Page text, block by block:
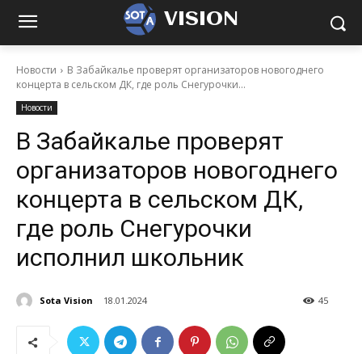
VISION
Новости
В Забайкалье проверят организаторов новогоднего
концерта в сельском ДК, где роль Снегурочки...
Новости
В Забайкалье проверят
организаторов новогоднего
концерта в сельском ДК,
где роль Снегурочки
исполнил школьник
Sota Vision 18.01.2024 45